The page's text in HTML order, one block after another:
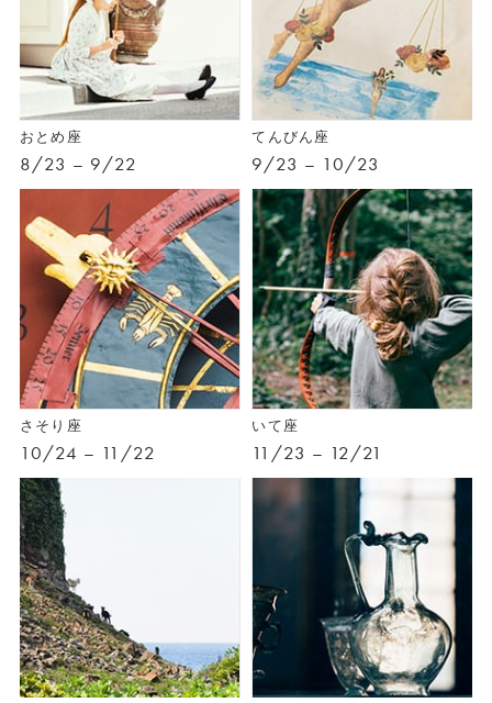
おとめ座
8/23 – 9/22
てんびん座
9/23 – 10/23
さそり座
10/24 – 11/22
いて座
11/23 – 12/21